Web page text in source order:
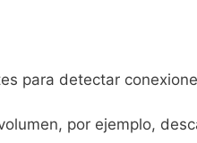
para detectar
por ejemplo,